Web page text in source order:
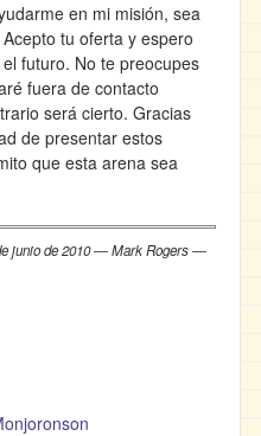
en mi misión, sea
tu oferta y espero
futuro. No te preocupes
fuera de contacto
será cierto. Gracias
de presentar estos
que esta arena sea
junio de 2010 ― Mark Rogers ―